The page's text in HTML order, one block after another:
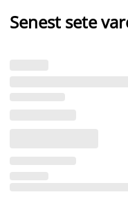
Senest sete